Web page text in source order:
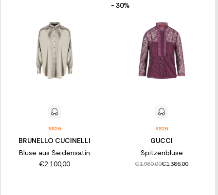
SS26
BRUNELLO CUCINELLI
Bluse aus Seidensatin
€2.100,00
- 30%
SS26
GUCCI
Spitzenbluse
€1.980,00€1.386,00